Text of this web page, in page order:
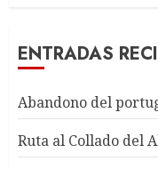
ENTRADAS
Abandono del
Ruta al Collado del